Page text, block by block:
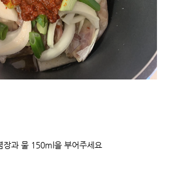
장과 물 150ml을 부어주세요